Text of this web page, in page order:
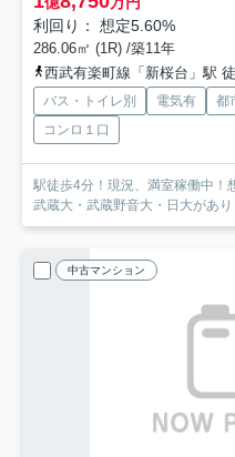
利回り： 想定5.60%
286.06㎡ (1R) /築11年
西武有楽町線「新桜台」駅
バス・トイレ別 電気有 都
コンロ１口
駅徒歩4分！現況、満室稼働中
武蔵大・武蔵野音大・日大があ
中古マンション